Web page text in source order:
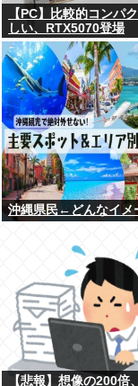
【PC】比較的コンパ
しい、RTX5070登場
沖縄県民←どんなイメ
【悲報】想像の200倍